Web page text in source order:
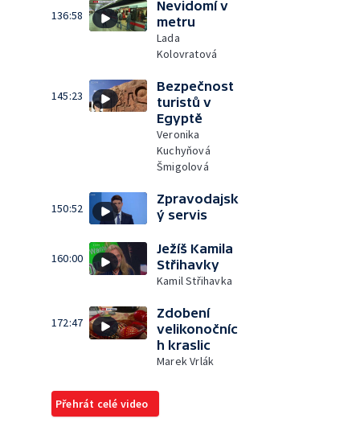
136:58
Nevidomí v
metru
Lada
Kolovratová
145:23
Bezpečnost
turistů v
Egyptě
Veronika
Kuchyňová
Šmigolová
150:52
Zpravodajsk
ý servis
160:00
Ježíš Kamila
Střihavky
Kamil Střihavka
172:47
Zdobení
velikonočníc
h kraslic
Marek Vrlák
Přehrát celé video